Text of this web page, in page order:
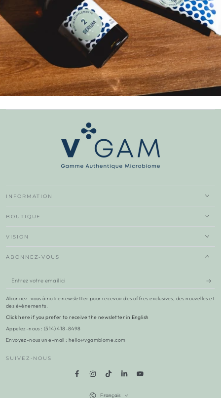
INFORMATION
BOUTIQUE
VISION
ABONNEZ-VOUS
Entrez
email
ici
Abonnez-vous à notre newsletter pour recevoir des offres exclusives, des nouvelles et
des événements.
Click here if you prefer to receive the newsletter in English
Appelez-nous : (514) 418-8498
Envoyez-nous un e-mail : hello@vgambiome.com
SUIVEZ-NOUS
FacebookInstagram
TikTokLinkedInYouTube
Français